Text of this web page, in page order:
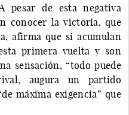
pesar de esta negativa
conocer la victoria, que
afirma que si acumulan
primera vuelta y son
sensación, “todo puede
augura un partido
máxima exigencia” que